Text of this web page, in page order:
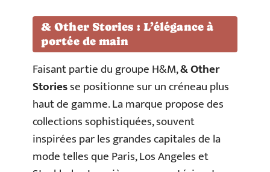
& Other Stories : L’élégance à
portée de main
Faisant partie du groupe H&M,& Other
Storiesse positionne sur un créneau plus
haut de gamme. La marque propose des
collections sophistiquées, souvent
inspirées par les grandes capitales de la
mode telles que Paris, Los Angeles et